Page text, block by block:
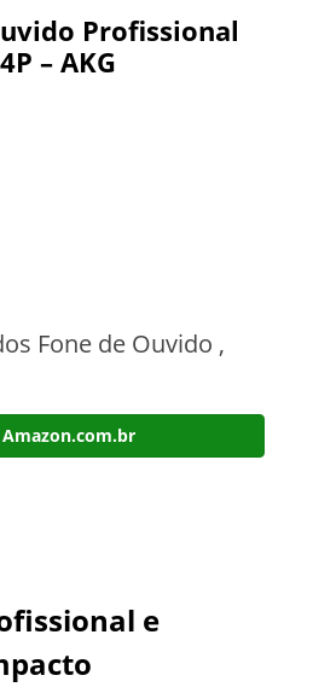
Profissional
– AKG
Fone de Ouvido ,
Amazon.com.br
e